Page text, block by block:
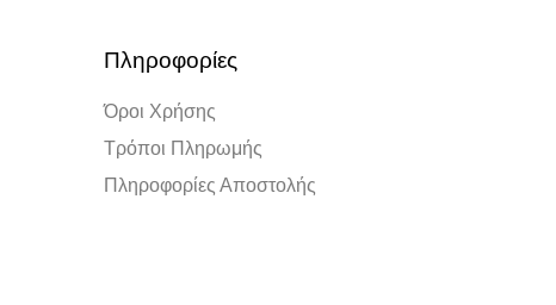
Πληροφορίες
Όροι Χρήσης
Τρόποι Πληρωμής
Πληροφορίες Αποστολής